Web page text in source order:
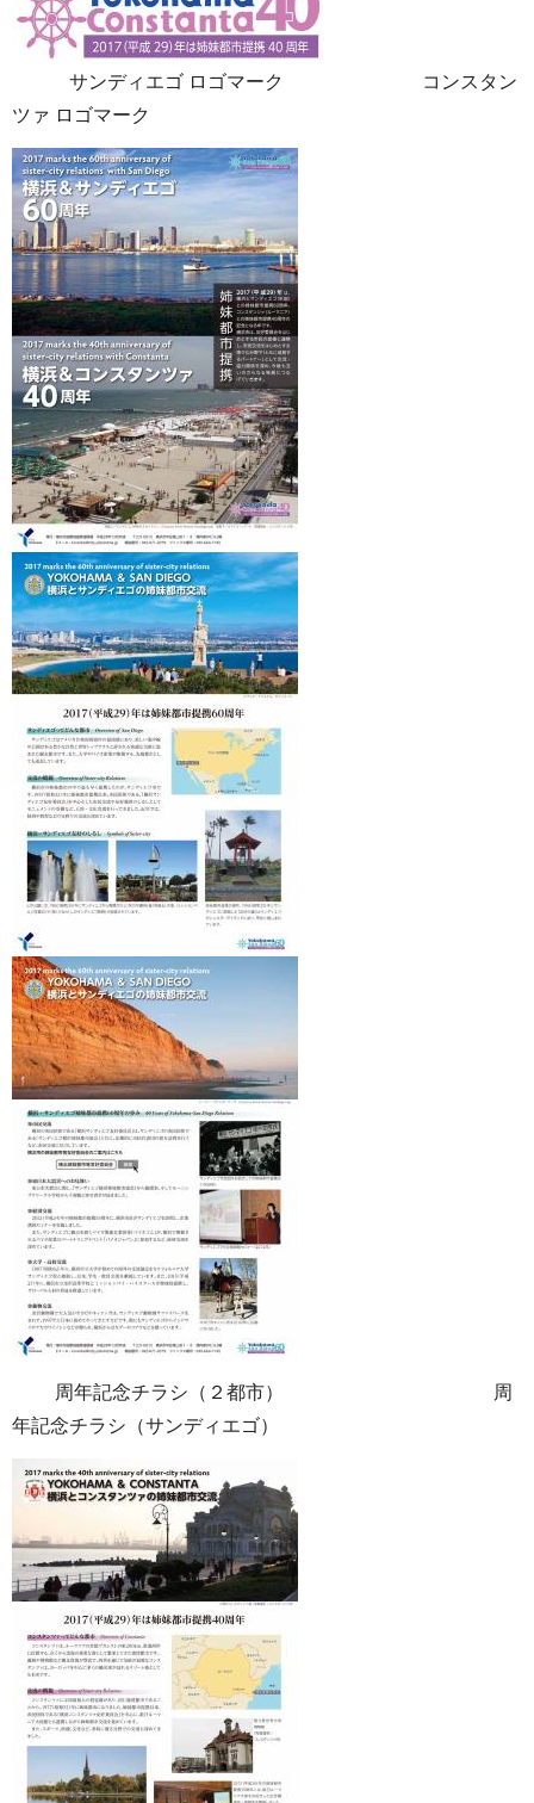
サンディエゴ ロゴマーク コンスタン
ツァ ロゴマーク
周年記念チラシ（２都市） 周
年記念チラシ（サンディエゴ）